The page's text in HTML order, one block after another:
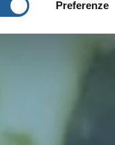
Preferenze